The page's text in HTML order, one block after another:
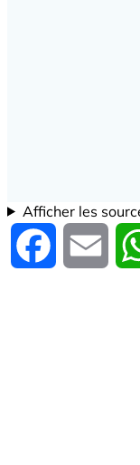
Afficher les
Facebook